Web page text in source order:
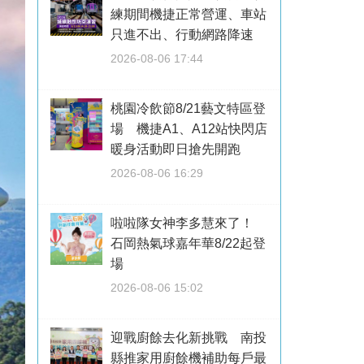
練期間機捷正常營運、車站
只進不出、行動網路降速
2026-08-06 17:44
桃園冷飲節8/21藝文特區登
場 機捷A1、A12站快閃店
暖身活動即日搶先開跑
2026-08-06 16:29
啦啦隊女神李多慧來了！
石岡熱氣球嘉年華8/22起登
場
2026-08-06 15:02
迎戰廚餘去化新挑戰 南投
縣推家用廚餘機補助每戶最